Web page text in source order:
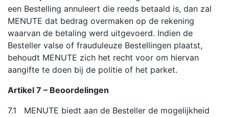
een Bestelling annuleert die reeds betaald is, dan zal
MENUTE dat bedrag overmaken op de rekening
waarvan de betaling werd uitgevoerd. Indien de
Besteller valse of frauduleuze Bestellingen plaatst,
behoudt MENUTE zich het recht voor om hiervan
aangifte te doen bij de politie of het parket.
Artikel 7 – Beoordelingen
7.1 MENUTE biedt aan de Besteller de mogelijkheid